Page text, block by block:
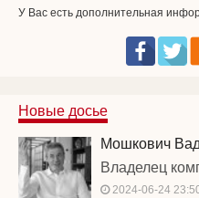
У Вас есть дополнительная
Новые досье
Мошкович
Владелец
2024-06-24